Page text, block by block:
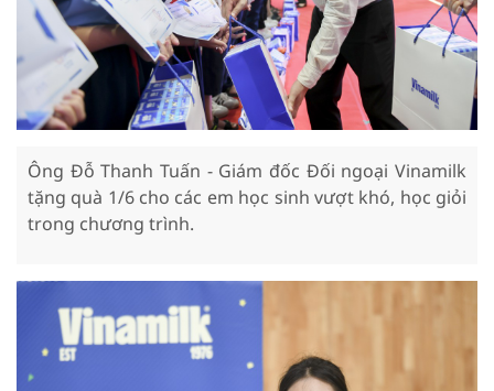
Ông Đỗ Thanh Tuấn - Giám đốc Đối ngoại Vinamilk
tặng quà 1/6 cho các em học sinh vượt khó, học giỏi
trong chương trình.